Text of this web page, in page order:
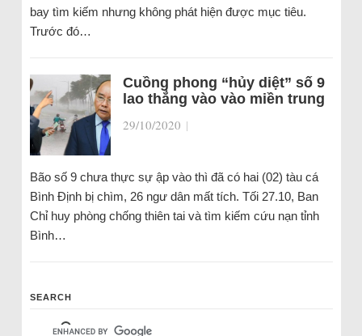
bay tìm kiếm nhưng không phát hiện được mục tiêu.
Trước đó…
Cuồng phong “hủy diệt” số 9
lao thẳng vào vào miền trung
29/10/2020 |
Bão số 9 chưa thực sự ập vào thì đã có hai (02) tàu cá
Bình Định bị chìm, 26 ngư dân mất tích. Tối 27.10, Ban
Chỉ huy phòng chống thiên tai và tìm kiếm cứu nạn tỉnh
Bình…
SEARCH